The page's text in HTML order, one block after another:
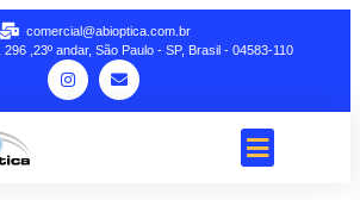
comercial@abioptica.com.br
,23º andar, São Paulo - SP, Brasil - 04583-110